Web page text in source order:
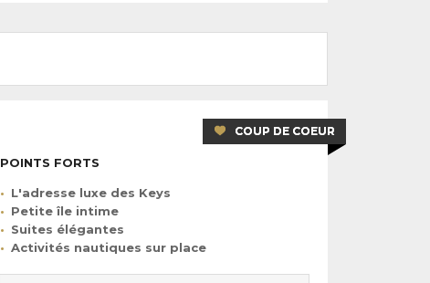
COUP DE COEUR
POINTS FORTS
L'adresse luxe des Keys
Petite île intime
Suites élégantes
Activités nautiques sur place